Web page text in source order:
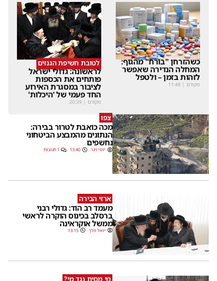
כשהזרחן "בורח" מהגוף:
המחלה הנדירה שאפשר
לזהות בזמן – ולטפל
מקודם |
11:48
לטובת חשיפת הגנזים
לראשונה: גדולי ישראל
פותחים את הכספות
לציבור במסגרת האירוע
החד פעמי של 'היכלות'
מקודם |
20:39
צפו
מכה כואבת לטרור בבירה:
הנתונים מהמבצע הביטחוני
נחשפים
יוסי וינר 13:40 1 תגובות
ארזי הבירה
מעמד רב הוד: גדולי רבני
ברסלב בכינוס הוקרה לראשי
ממשל אוקראינה
יואל וולך 13:15
מי מסית נגד מי?